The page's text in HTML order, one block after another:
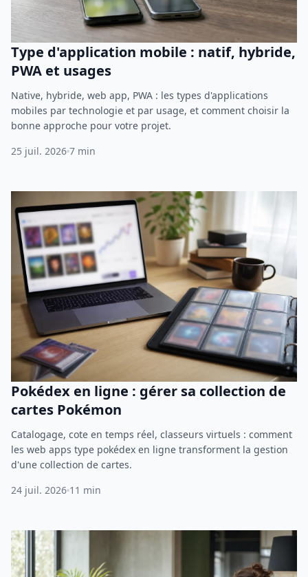
Type d'application mobile : natif, hybride,
PWA et usages
Native, hybride, web app, PWA : les types d'applications
mobiles par technologie et par usage, et comment choisir la
bonne approche pour votre projet.
25 juil. 2026 7 min
Pokédex en ligne : gérer sa collection de
cartes Pokémon
Catalogage, cote en temps réel, classeurs virtuels : comment
les web apps type pokédex en ligne transforment la gestion
d'une collection de cartes.
24 juil. 2026 11 min